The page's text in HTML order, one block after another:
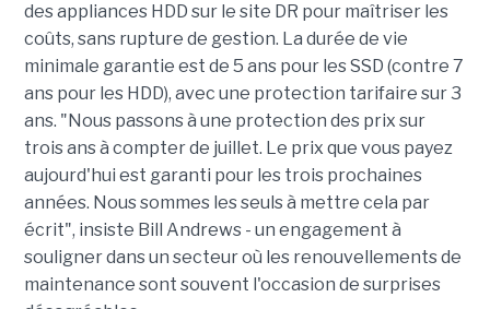
des appliances HDD sur le site DR pour maîtriser les
coûts, sans rupture de gestion. La durée de vie
minimale garantie est de 5 ans pour les SSD (contre 7
ans pour les HDD), avec une protection tarifaire sur 3
ans. "Nous passons à une protection des prix sur
trois ans à compter de juillet. Le prix que vous payez
aujourd'hui est garanti pour les trois prochaines
années. Nous sommes les seuls à mettre cela par
écrit", insiste Bill Andrews - un engagement à
souligner dans un secteur où les renouvellements de
maintenance sont souvent l'occasion de surprises